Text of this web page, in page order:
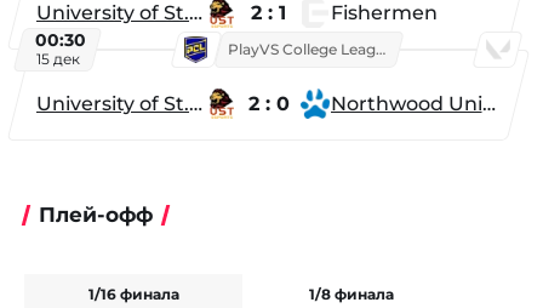
University of St. Thomas 2 : 1 Fishermen
00:30
15 дек
PlayVS College League 2025: Fall
University of St. Thomas 2 : 0 Northwood University
Плей-офф
1/16 финала 1/8 финала